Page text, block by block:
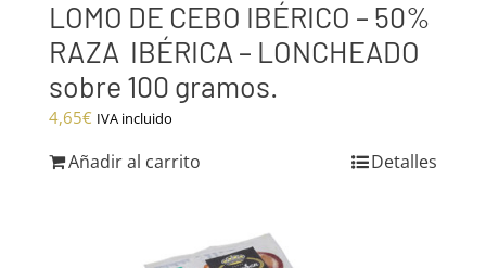
LOMO DE CEBO IBÉRICO – 50%
RAZA IBÉRICA – LONCHEADO
sobre 100 gramos.
4,65€ IVA incluido
Añadir al carrito Detalles